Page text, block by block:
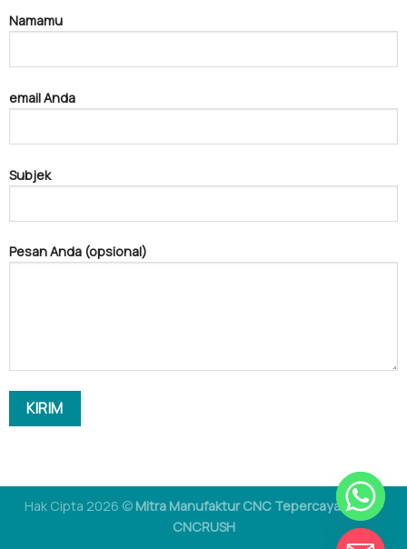
Namamu
email Anda
Subjek
Pesan Anda (opsional)
Hak Cipta 2026 © Mitra Manufaktur CNC Tepercaya Anda -
CNCRUSH
CEREWET